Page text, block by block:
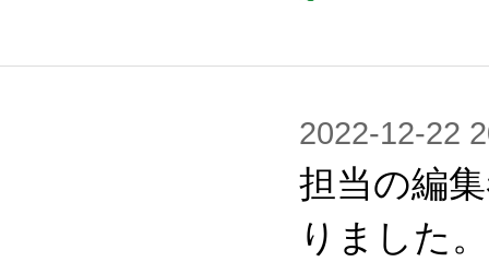
2022-12-22
担当の編
りました